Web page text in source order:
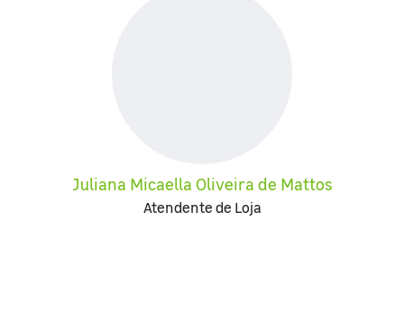
Juliana Micaella Oliveira de Mattos
Atendente de Loja